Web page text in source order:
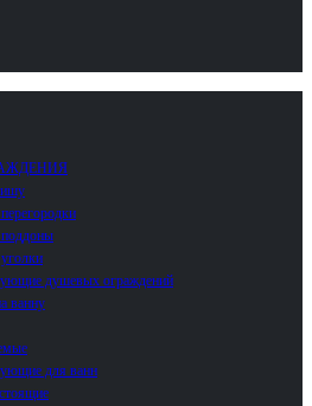
душевых ограждений
ванну
для ванн